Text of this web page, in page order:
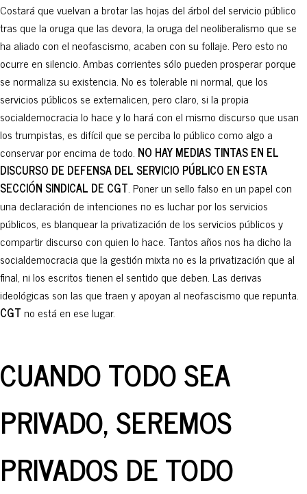
Costará que vuelvan a brotar las hojas del árbol del servicio público
tras que la oruga que las devora, la oruga del neoliberalismo que se
ha aliado con el neofascismo, acaben con su follaje. Pero esto no
ocurre en silencio. Ambas corrientes sólo pueden prosperar porque
se normaliza su existencia. No es tolerable ni normal, que los
servicios públicos se externalicen, pero claro, si la propia
socialdemocracia lo hace y lo hará con el mismo discurso que usan
los trumpistas, es difícil que se perciba lo público como algo a
conservar por encima de todo. NO HAY MEDIAS TINTAS EN EL
DISCURSO DE DEFENSA DEL SERVICIO PÚBLICO EN ESTA
SECCIÓN SINDICAL DE CGT. Poner un sello falso en un papel con
una declaración de intenciones no es luchar por los servicios
públicos, es blanquear la privatización de los servicios públicos y
compartir discurso con quien lo hace. Tantos años nos ha dicho la
socialdemocracia que la gestión mixta no es la privatización que al
final, ni los escritos tienen el sentido que deben. Las derivas
ideológicas son las que traen y apoyan al neofascismo que repunta.
CGTno está en ese lugar.
CUANDO TODO SEA
PRIVADO, SEREMOS
PRIVADOS DE TODO